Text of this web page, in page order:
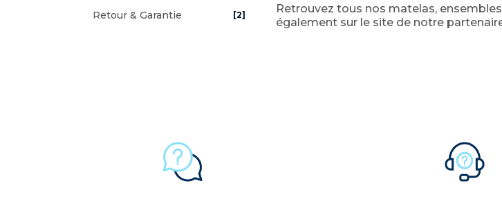
Retour & Garantie [2]
Retrouvez tous nos matelas,
également sur le site de notre